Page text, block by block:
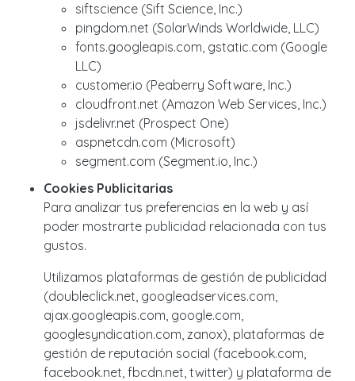
siftscience (Sift Science, Inc.)
pingdom.net (SolarWinds Worldwide, LLC)
fonts.googleapis.com, gstatic.com (Google
LLC)
customer.io (Peaberry Software, Inc.)
cloudfront.net (Amazon Web Services, Inc.)
jsdelivr.net (Prospect One)
aspnetcdn.com (Microsoft)
segment.com (Segment.io, Inc.)
Cookies Publicitarias
Para analizar tus preferencias en la web y así
poder mostrarte publicidad relacionada con tus
gustos.
Utilizamos plataformas de gestión de publicidad
(doubleclick.net, googleadservices.com,
ajax.googleapis.com, google.com,
googlesyndication.com, zanox), plataformas de
gestión de reputación social (facebook.com,
facebook.net, fbcdn.net, twitter) y plataforma de